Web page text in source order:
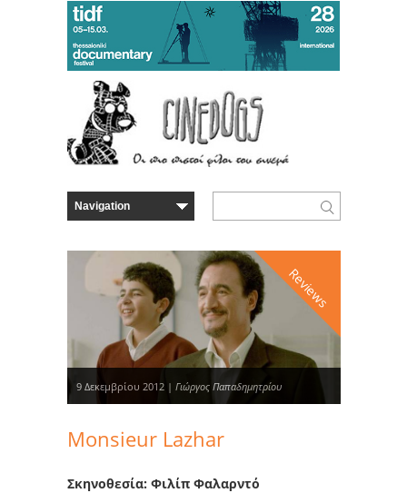
Reviews
9 Δεκεμβρίου 2012 | Γιώργος Παπαδημητρίου
Monsieur Lazhar
Σκηνοθεσία: Φιλίπ Φαλαρντό